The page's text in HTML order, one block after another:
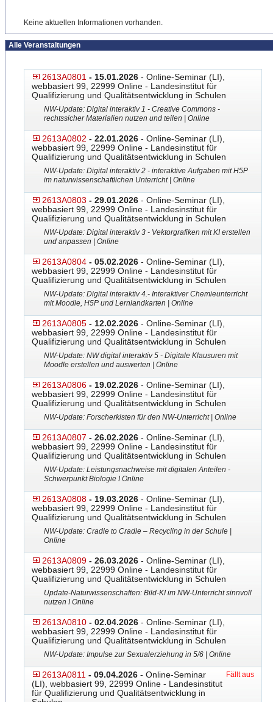
Keine aktuellen Informationen vorhanden.
Alle Veranstaltungen
2613A0801 - 15.01.2026 - Online-Seminar (LI),
webbasiert 99, 22999 Online - Landesinstitut für
Qualifizierung und Qualitätsentwicklung in Schulen
NW-Update: Digital interaktiv 1 - Creative Commons -
rechtssicher Materialien nutzen und teilen | Online
2613A0802 - 22.01.2026 - Online-Seminar (LI),
webbasiert 99, 22999 Online - Landesinstitut für
Qualifizierung und Qualitätsentwicklung in Schulen
NW-Update: Digital interaktiv 2 - interaktive Aufgaben mit H5P
im naturwissenschaftlichen Unterricht | Online
2613A0803 - 29.01.2026 - Online-Seminar (LI),
webbasiert 99, 22999 Online - Landesinstitut für
Qualifizierung und Qualitätsentwicklung in Schulen
NW-Update: Digital interaktiv 3 - Vektorgrafiken mit KI erstellen
und anpassen | Online
2613A0804 - 05.02.2026 - Online-Seminar (LI),
webbasiert 99, 22999 Online - Landesinstitut für
Qualifizierung und Qualitätsentwicklung in Schulen
NW-Update: Digital interaktiv 4.- Interaktiver Chemieunterricht
mit Moodle, H5P und Lernlandkarten | Online
2613A0805 - 12.02.2026 - Online-Seminar (LI),
webbasiert 99, 22999 Online - Landesinstitut für
Qualifizierung und Qualitätsentwicklung in Schulen
NW-Update: NW digital interaktiv 5 - Digitale Klausuren mit
Moodle erstellen und auswerten | Online
2613A0806 - 19.02.2026 - Online-Seminar (LI),
webbasiert 99, 22999 Online - Landesinstitut für
Qualifizierung und Qualitätsentwicklung in Schulen
NW-Update: Forscherkisten für den NW-Unterricht | Online
2613A0807 - 26.02.2026 - Online-Seminar (LI),
webbasiert 99, 22999 Online - Landesinstitut für
Qualifizierung und Qualitätsentwicklung in Schulen
NW-Update: Leistungsnachweise mit digitalen Anteilen -
Schwerpunkt Biologie I Online
2613A0808 - 19.03.2026 - Online-Seminar (LI),
webbasiert 99, 22999 Online - Landesinstitut für
Qualifizierung und Qualitätsentwicklung in Schulen
NW-Update: Cradle to Cradle – Recycling in der Schule |
Online
2613A0809 - 26.03.2026 - Online-Seminar (LI),
webbasiert 99, 22999 Online - Landesinstitut für
Qualifizierung und Qualitätsentwicklung in Schulen
Update-Naturwissenschaften​: Bild-KI im NW-Unterricht sinnvoll
nutzen I Online
2613A0810 - 02.04.2026 - Online-Seminar (LI),
webbasiert 99, 22999 Online - Landesinstitut für
Qualifizierung und Qualitätsentwicklung in Schulen
NW-Update: Impulse zur Sexualerziehung in 5/6 | Online
2613A0811 - 09.04.2026 - Online-Seminar
(LI), webbasiert 99, 22999 Online - Landesinstitut
für Qualifizierung und Qualitätsentwicklung in
Fällt aus